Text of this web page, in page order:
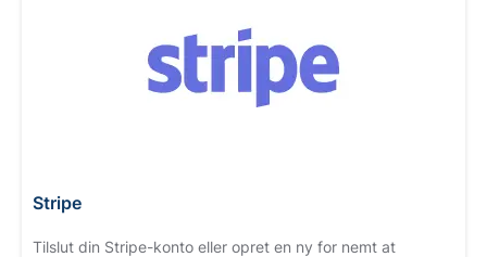
Stripe
Tilslut din Stripe-konto eller opret en ny for nemt at